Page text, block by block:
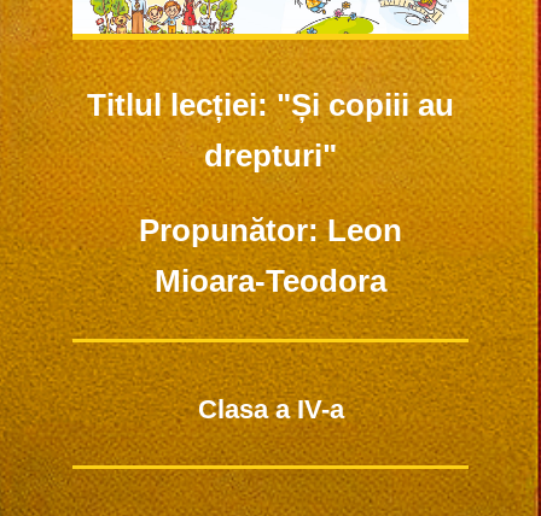
Titlul lecției: "Și copiii au
drepturi"
Propunător: Leon
Mioara-Teodora
Clasa a IV-a